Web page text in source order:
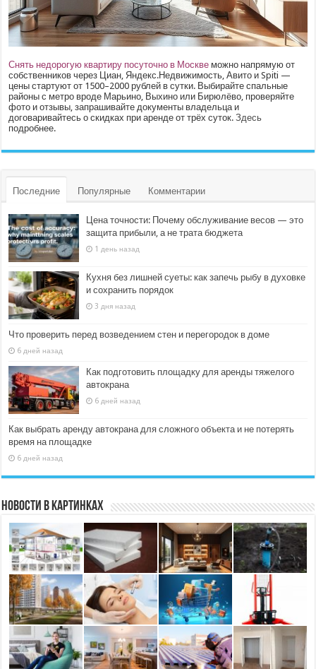
Снять недорогую квартиру посуточно в Москве можно напрямую от
собственников через Циан, Яндекс.Недвижимость, Авито и Spiti —
цены стартуют от 1500–2000 рублей в сутки. Выбирайте спальные
районы с метро вроде Марьино, Выхино или Бирюлёво, проверяйте
фото и отзывы, запрашивайте документы владельца и
договаривайтесь о скидках при аренде от трёх суток.Здесь
подробнее.
Последние Популярные Комментарии
Цена точности: Почему обслуживание весов — это
защита прибыли, а не трата бюджета
1 день назад
Кухня без лишней суеты: как запечь рыбу в духовке
и сохранить порядок
3 дня назад
Что проверить перед возведением стен и перегородок в доме
6 дней назад
Как подготовить площадку для аренды тяжелого
автокрана
6 дней назад
Как выбрать аренду автокрана для сложного объекта и не потерять
время на площадке
6 дней назад
Новости в картинках